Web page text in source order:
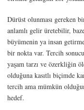
Dürüst olunması gereken
anlamlı gelir üretebilir,
büyümenin ya insan
bir nokta var. Tercih
yaşam tarzı ve özerkliğin
olduğuna kasıtlı biçimde
tercih ama mümkün
hedef.